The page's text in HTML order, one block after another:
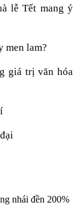
lễ Tết mang ý
men lam?
giá trị văn hóa
nhái đền 200%